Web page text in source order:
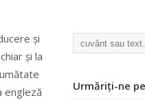
şi
şi la
engleză
Urmăriți-ne